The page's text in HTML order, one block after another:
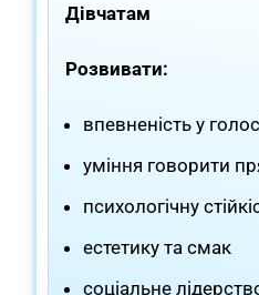
Дівчатам
Розвивати:
впевненість у
уміння говорити
психологічну
естетику та смак
соціальне